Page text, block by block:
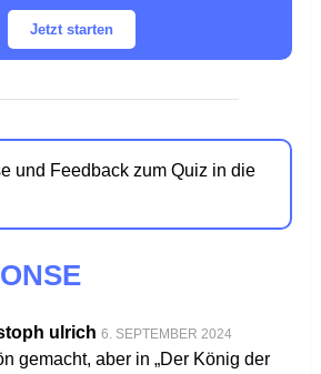
Jetzt starten
und Feedback zum Quiz in die
ulrich 6. SEPTEMBER 2024
gemacht, aber in „Der König der